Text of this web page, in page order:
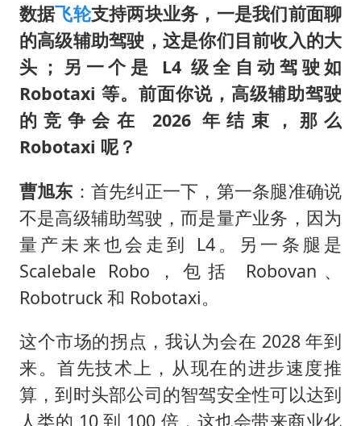
数据飞轮支持两块业务，一是我们前面聊
的高级辅助驾驶，这是你们目前收入的大
头；另一个是 L4 级全自动驾驶如
Robotaxi 等。前面你说，高级辅助驾驶
的竞争会在 2026 年结束，那么
Robotaxi 呢？
曹旭东 ：首先纠正一下，第一条腿准确说
不是高级辅助驾驶，而是量产业务，因为
量产未来也会走到 L4。另一条腿是
Scalebale Robo，包括 Robovan、
Robotruck 和 Robotaxi。
这个市场的拐点，我认为会在 2028 年到
来。首先技术上，从现在的进步速度推
算，到时头部公司的智驾安全性可以达到
人类的 10 到 100 倍，这也会带来商业化